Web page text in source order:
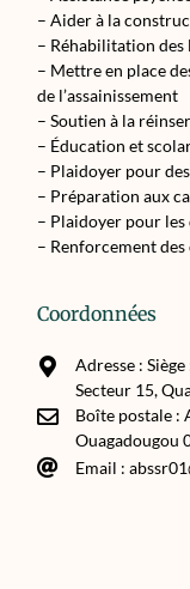
– Aider à la
– Réhabilitation
– Mettre en place
de l’assainissement
– Soutien à la
– Éducation et
– Plaidoyer pour
– Préparation aux
– Plaidoyer pour
– Renforcement
Coordonnées
Adresse :
Secteur 15,
Boîte postale :
Ouagadougou
Email :